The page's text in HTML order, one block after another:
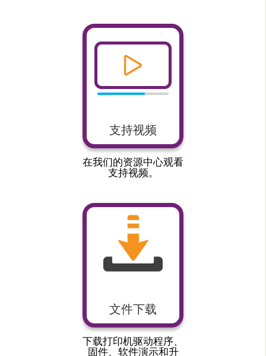
支持视频
在我们的资源中心观看
支持视频。
文件下载
下载打印机驱动程序、
固件、软件演示和升